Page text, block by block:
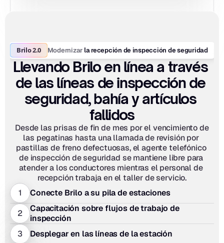
Brilo 2.0 Modernizar la recepción de inspección de seguridad
Llevando Brilo en línea a través
de las líneas de inspección de
seguridad, bahía y artículos
fallidos
Desde las prisas de fin de mes por el vencimiento de
las pegatinas hasta una llamada de revisión por
pastillas de freno defectuosas, el agente telefónico
de inspección de seguridad se mantiene libre para
atender a los conductores mientras el personal de
recepción trabaja en el taller de servicio.
1
Conecte Brilo a su pila de estaciones
2
Capacitación sobre flujos de trabajo de
inspección
3
Desplegar en las líneas de la estación